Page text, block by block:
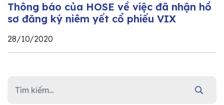
Thông báo của HOSE về việc đã nhận hồ
sơ đăng ký niêm yết cổ phiếu VIX
28/10/2020